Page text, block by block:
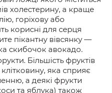
холестерину, а краще
горіхову або
корисні для серця
пікантну вівсянку —
скибочок авокадо.
Більшість фруктів
яка сприяє
а деякі фрукти
та яблука) також